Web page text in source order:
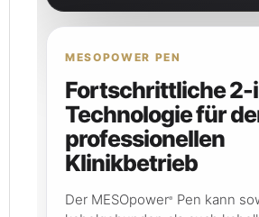
MESOPOWER PEN
Fortschrittliche 2-
Technologie für
professionellen
Klinikbetrieb
Der MESOpower®
Pen kann